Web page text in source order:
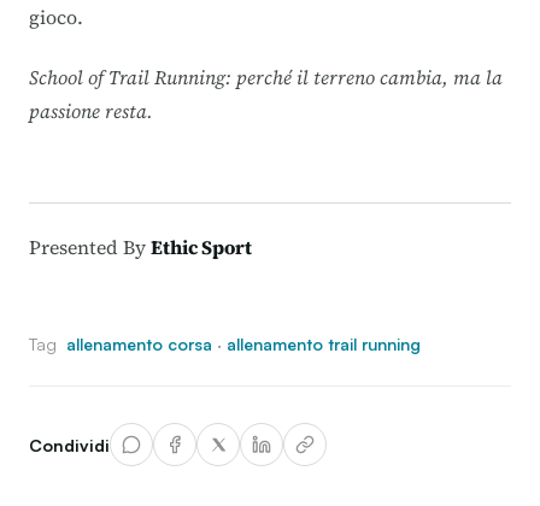
gioco.
School of Trail Running: perché il terreno cambia, ma la
passione resta.
Presented ByEthic Sport
Tag allenamento corsa · allenamento trail running
Condividi